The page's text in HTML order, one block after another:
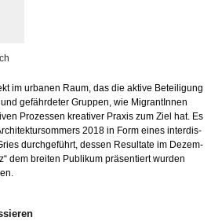
im ur­ba­nen Raum, das die ak­ti­ve Be­tei­li­gung
ge­fähr­de­ter Grup­pen, wie Mi­gran­tIn­nen
Pro­zes­sen krea­ti­ver Pra­xis zum Ziel hat. Es
2018 in Form eines in­ter­dis­
durch­ge­führt, des­sen Re­sul­ta­te im De­zem­
dem brei­ten Pu­bli­kum prä­sen­tiert wur­den